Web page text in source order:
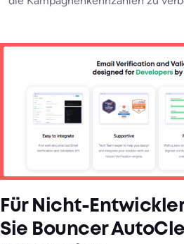
Für Nicht-
Sie Bouncer